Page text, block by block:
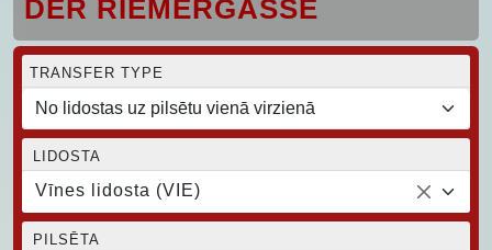
DER RIEMERGASSE
TRANSFER TYPE
LIDOSTA
Vīnes lidosta (VIE)
PILSĒTA